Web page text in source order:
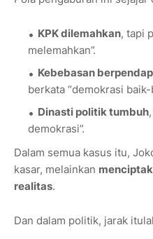
KPK dilemahkan, tapi
melemahkan”.
Kebebasan
berkata “demokrasi baik-
Dinasti politik tumbuh
demokrasi”.
Dalam semua kasus itu,
kasar, melainkan
realitas.
Dan dalam politik, jarak